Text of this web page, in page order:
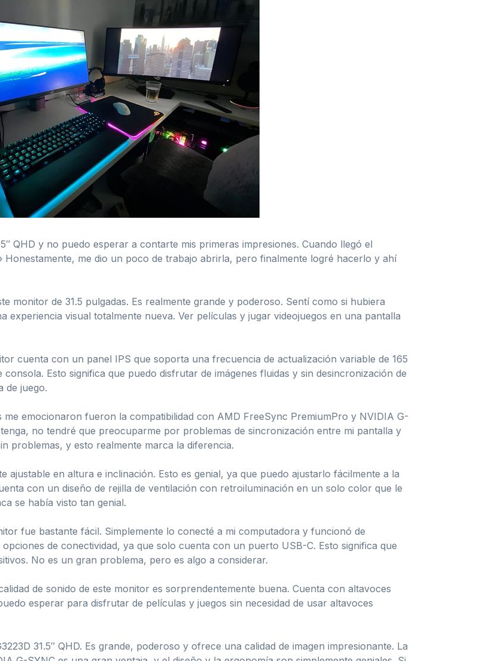
QHD y no puedo esperar a contarte mis primeras impresiones. Cuando llegó el
Honestamente, me dio un poco de trabajo abrirla, pero finalmente logré hacerlo y ahí
monitor de 31.5 pulgadas. Es realmente grande y poderoso. Sentí como si hubiera
experiencia visual totalmente nueva. Ver películas y jugar videojuegos en una pantalla
cuenta con un panel IPS que soporta una frecuencia de actualización variable de 165
Esto significa que puedo disfrutar de imágenes fluidas y sin desincronización de
de juego.
emocionaron fueron la compatibilidad con AMD FreeSync PremiumPro y NVIDIA G-
no tendré que preocuparme por problemas de sincronización entre mi pantalla y
problemas, y esto realmente marca la diferencia.
en altura e inclinación. Esto es genial, ya que puedo ajustarlo fácilmente a la
con un diseño de rejilla de ventilación con retroiluminación en un solo color que le
se había visto tan genial.
fue bastante fácil. Simplemente lo conecté a mi computadora y funcionó de
de conectividad, ya que solo cuenta con un puerto USB-C. Esto significa que
No es un gran problema, pero es algo a considerar.
de sonido de este monitor es sorprendentemente buena. Cuenta con altavoces
esperar para disfrutar de películas y juegos sin necesidad de usar altavoces
31.5″ QHD. Es grande, poderoso y ofrece una calidad de imagen impresionante. La